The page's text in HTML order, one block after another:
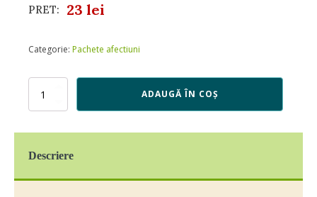
PRET: 23 lei
Categorie: Pachete afectiuni
Cantitate
30
Rotta
ADAUGĂ ÎN COȘ
Descriere